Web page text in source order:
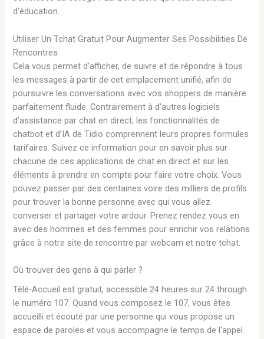
d’éducation.
Utiliser Un Tchat Gratuit Pour Augmenter Ses Possibilities De
Rencontres
Cela vous permet d’afficher, de suivre et de répondre à tous
les messages à partir de cet emplacement unifié, afin de
poursuivre les conversations avec vos shoppers de manière
parfaitement fluide. Contrairement à d’autres logiciels
d’assistance par chat en direct, les fonctionnalités de
chatbot et d’IA de Tidio comprennent leurs propres formules
tarifaires. Suivez ce information pour en savoir plus sur
chacune de ces applications de chat en direct et sur les
éléments à prendre en compte pour faire votre choix. Vous
pouvez passer par des centaines voire des milliers de profils
pour trouver la bonne personne avec qui vous allez
converser et partager votre ardour. Prenez rendez vous en
avec des hommes et des femmes pour enrichir vos relations
grâce à notre site de rencontre par webcam et notre tchat.
Où trouver des gens à qui parler ?
Télé-Accueil est gratuit, accessible 24 heures sur 24 through
le numéro 107. Quand vous composez le 107, vous êtes
accueilli et écouté par une personne qui vous propose un
espace de paroles et vous accompagne le temps de l'appel.